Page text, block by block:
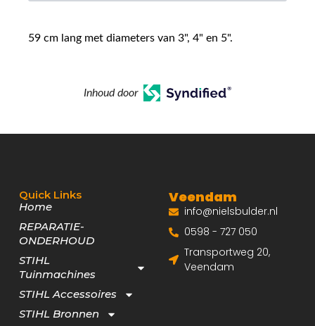
59 cm lang met diameters van 3", 4" en 5".
Inhoud door
Quick Links
Home
REPARATIE-
ONDERHOUD
STIHL
Tuinmachines
STIHL Accessoires
STIHL Bronnen
Veendam
info@nielsbulder.nl
0598 - 727 050
Transportweg 20,
Veendam